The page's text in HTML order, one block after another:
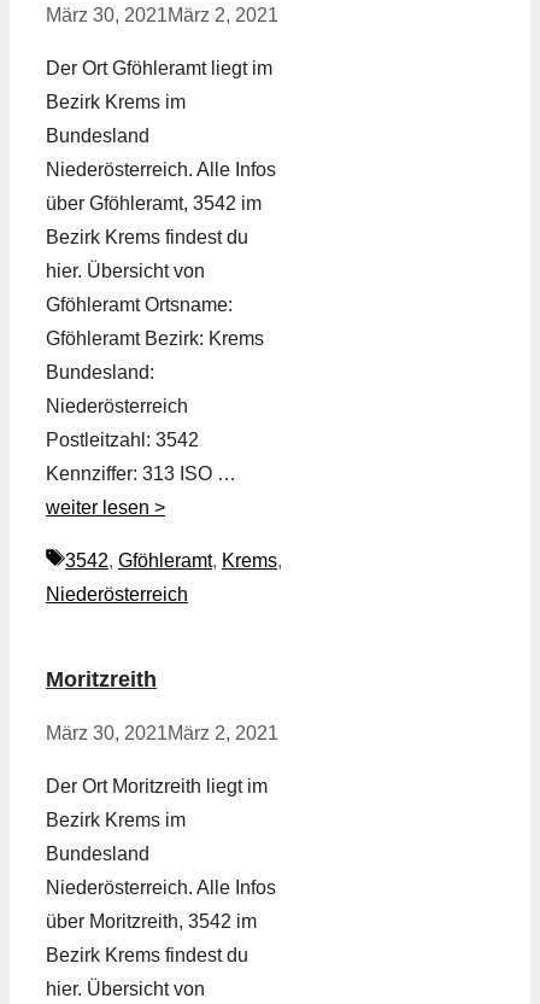
März 30, 2021März 2, 2021
Der Ort Gföhleramt liegt im
Bezirk Krems im
Bundesland
Niederösterreich. Alle Infos
über Gföhleramt, 3542 im
Bezirk Krems findest du
hier. Übersicht von
Gföhleramt Ortsname:
Gföhleramt Bezirk: Krems
Bundesland:
Niederösterreich
Postleitzahl: 3542
Kennziffer: 313 ISO …
weiter lesen >
Schlagwörter
3542, Gföhleramt, Krems,
Niederösterreich
Moritzreith
März 30, 2021März 2, 2021
Der Ort Moritzreith liegt im
Bezirk Krems im
Bundesland
Niederösterreich. Alle Infos
über Moritzreith, 3542 im
Bezirk Krems findest du
hier. Übersicht von